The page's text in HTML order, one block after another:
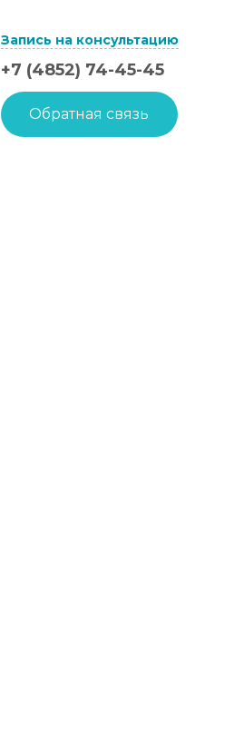
Запись на консультацию
+7 (4852) 74-45-45
Обратная связь